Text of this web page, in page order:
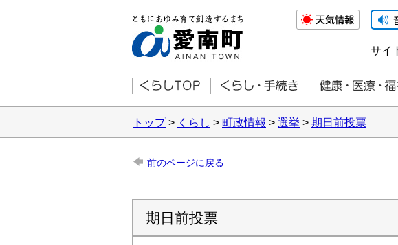
サイ
トップ> くらし > 町政情報 > 選挙 > 期日前投票
前のページに戻る
期日前投票